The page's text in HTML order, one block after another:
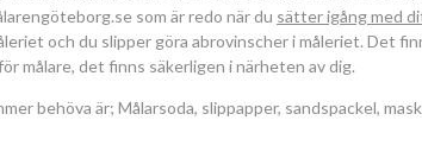
som är redo när du sätter igång med
och du slipper göra abrovinscher i måleriet. Det
målare, det finns säkerligen i närheten av dig.
behöva är; Målarsoda, slippapper, sandspackel,